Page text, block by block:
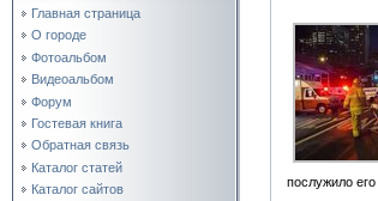
Главная страница
О городе
Фотоальбом
Видеоальбом
Форум
Гостевая книга
Обратная связь
Каталог статей
Каталог сайтов
послужило